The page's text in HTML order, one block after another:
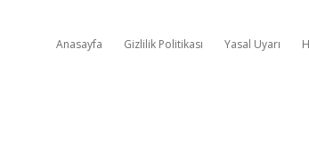
Anasayfa Gizlilik Politikası Yasal Uyarı